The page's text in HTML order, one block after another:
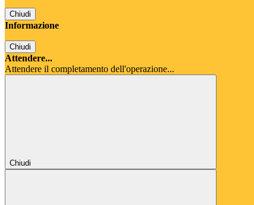
Chiudi
Informazione
Chiudi
Attendere...
Attendere il completamento dell'operazione...
Chiudi